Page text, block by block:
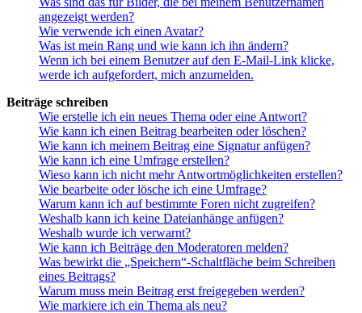
angezeigt werden?
Wie verwende ich einen Avatar?
Was ist mein Rang und wie kann ich ihn ändern?
Wenn ich bei einem Benutzer auf den E-Mail-Link klicke,
werde ich aufgefordert, mich anzumelden.
Beiträge schreiben
Wie erstelle ich ein neues Thema oder eine Antwort?
Wie kann ich einen Beitrag bearbeiten oder löschen?
Wie kann ich meinem Beitrag eine Signatur anfügen?
Wie kann ich eine Umfrage erstellen?
Wieso kann ich nicht mehr Antwortmöglichkeiten erstellen?
Wie bearbeite oder lösche ich eine Umfrage?
Warum kann ich auf bestimmte Foren nicht zugreifen?
Weshalb kann ich keine Dateianhänge anfügen?
Weshalb wurde ich verwarnt?
Wie kann ich Beiträge den Moderatoren melden?
Was bewirkt die „Speichern“-Schaltfläche beim Schreiben
eines Beitrags?
Warum muss mein Beitrag erst freigegeben werden?
Wie markiere ich ein Thema als neu?